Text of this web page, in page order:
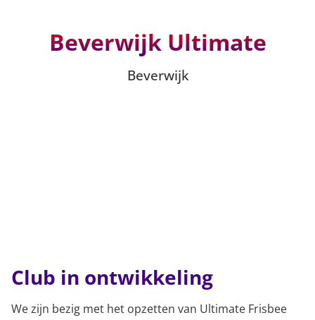
Beverwijk Ultimate
Beverwijk
Club in ontwikkeling
We zijn bezig met het opzetten van Ultimate Frisbee